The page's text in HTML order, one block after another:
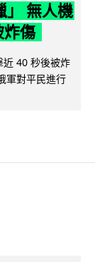
」 無人機
炸傷
近 40 秒後被炸
軍對平民進行